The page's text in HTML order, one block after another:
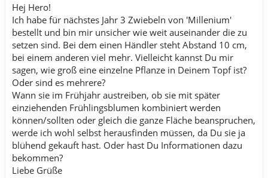
Hej Hero!
Ich habe für nächstes Jahr 3 Zwiebeln von 'Millenium'
bestellt und bin mir unsicher wie weit auseinander die zu
setzen sind. Bei dem einen Händler steht Abstand 10 cm,
bei einem anderen viel mehr. Vielleicht kannst Du mir
sagen, wie groß eine einzelne Pflanze in Deinem Topf ist?
Oder sind es mehrere?
Wann sie im Frühjahr austreiben, ob sie mit später
einziehenden Frühlingsblumen kombiniert werden
können/sollten oder gleich die ganze Fläche beanspruchen,
werde ich wohl selbst herausfinden müssen, da Du sie ja
blühend gekauft hast. Oder hast Du Informationen dazu
bekommen?
Liebe Grüße